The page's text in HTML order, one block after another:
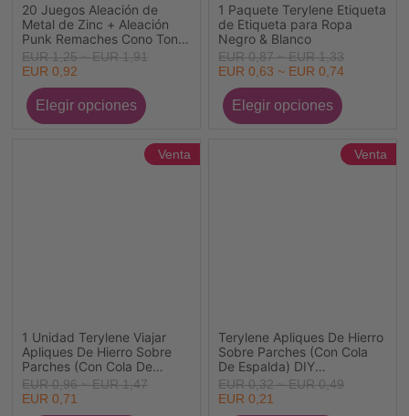
20 Juegos Aleación de
Metal de Zinc + Aleación
Punk Remaches Cono Tono
de Plata
EUR 1,25 ~ EUR 1,91
EUR 0,92
1 Paquete Terylene Etiqueta
de Etiqueta para Ropa
Negro & Blanco
EUR 0,87 ~ EUR 1,33
EUR 0,63 ~ EUR 0,74
1 Unidad Terylene Viajar
Apliques De Hierro Sobre
Parches (Con Cola De
Espalda) DIY Scrapbooking
Craft Multicolor
Venta
EUR 0,96 ~ EUR 1,47
EUR 0,71
Terylene Apliques De Hierro
Sobre Parches (Con Cola
De Espalda) DIY
Scrapbooking Craft
Multicolor Flor 1 Unidad
Venta
EUR 0,32 ~ EUR 0,49
EUR 0,21